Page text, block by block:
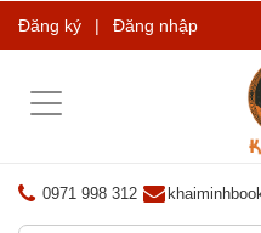
Đăng ký | Đăng nhập
Toggle
0971 998 312